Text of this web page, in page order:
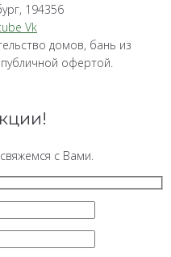
194356
Vk
домов, бань из
офертой.
с Вами.